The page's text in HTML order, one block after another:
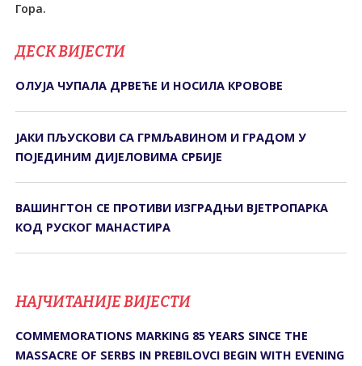
Гора.
ДЕСК ВИЈЕСТИ
ОЛУЈА ЧУПАЛА ДРВЕЋЕ И НОСИЛА КРОВОВЕ
ЈАКИ ПЉУСКОВИ СА ГРМЉАВИНОМ И ГРАДОМ У
ПОЈЕДИНИМ ДИЈЕЛОВИМА СРБИЈЕ
ВАШИНГТОН СЕ ПРОТИВИ ИЗГРАДЊИ ВЈЕТРОПАРКА
КОД РУСКОГ МАНАСТИРА
НАЈЧИТАНИЈЕ ВИЈЕСТИ
COMMEMORATIONS MARKING 85 YEARS SINCE THE
MASSACRE OF SERBS IN PREBILOVCI BEGIN WITH EVENING